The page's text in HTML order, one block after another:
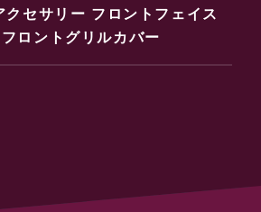
クセサリー フロントフェイス
ロントグリルカバー